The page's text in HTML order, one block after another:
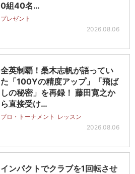
0組40名…
プレゼント
2026.08.06
全英制覇！桑木志帆が語ってい
た「100Yの精度アップ」「飛ば
しの秘密」を再録！ 藤田寛之か
ら直接受け…
プロ・トーナメント レッスン
2026.08.06
インパクトでクラブを1回転させ